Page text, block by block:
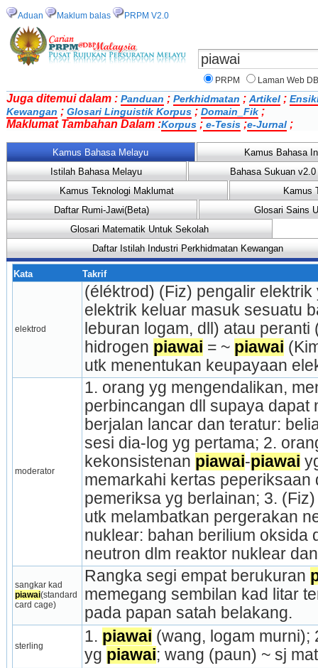
Aduan Maklum balas PRPM V2.0
PRPM Laman Web
Juga ditemui dalam : Panduan ; Perkhidmatan ; Artikel ;
Kewangan ; Glosari Linguistik Korpus ; Domain_Fik ;
Maklumat Tambahan Dalam :Korpus ; e-Tesis ;e-Jurnal ;
Kamus Bahasa Melayu
Kamus Bahasa
Istilah Bahasa Melayu
Bahasa Sukuan v2.0
Kamus Teknologi Maklumat
Kamus
Daftar Rumi-Jawi(Beta)
Glosari Sains
Glosari Matematik Untuk Sekolah
Daftar Istilah Industri Perkhidmatan Kewangan
Kata Takrif
elektrod
(éléktrod) (Fiz) pengalir
elektrik keluar masuk sesuatu
leburan logam, dll) atau
hidrogen piawai = ~ piawai
utk menentukan keupayaan
moderator
1. orang yg mengendalikan,
perbincangan dll supaya dapat
berjalan lancar dan teratur:
sesi dia-log yg pertama; 2.
kekonsistenan piawai-piawai
memarkahi kertas peperiksaan
pemeriksa yg berlainan; 3.
utk melambatkan pergerakan
nuklear: bahan berilium oksida
neutron dlm reaktor nuklear
piawai(standard
card cage)
Rangka segi empat berukuran
memegang sembilan kad litar
pada papan satah belakang.
sterling
1. piawai (wang, logam murni);
yg piawai; wang (paun) ~ sj